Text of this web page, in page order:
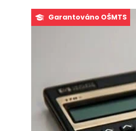
Garantováno OŠMTS